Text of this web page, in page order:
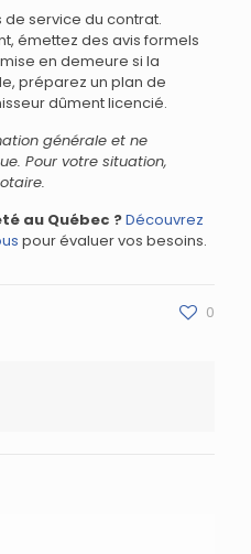
service du contrat.
émettez des avis formels
en demeure si la
préparez un plan de
dûment licencié.
générale et ne
Pour votre situation,
au Québec ?Découvrez
pour évaluer vos besoins.
0